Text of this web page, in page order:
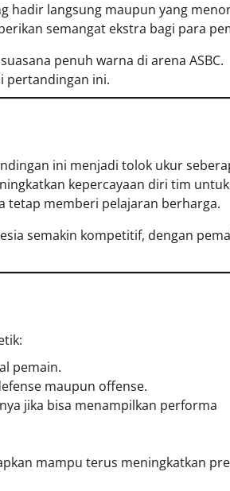
hadir langsung maupun yang
semangat ekstra bagi para
penuh warna di arena ASBC.
pertandingan ini.
ini menjadi tolok ukur
kepercayaan diri tim untuk
tetap memberi pelajaran berharga.
semakin kompetitif, dengan
pemain.
maupun offense.
jika bisa menampilkan performa
mampu terus meningkatkan